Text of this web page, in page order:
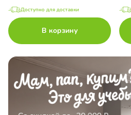
Доступно для доставки
В корзину